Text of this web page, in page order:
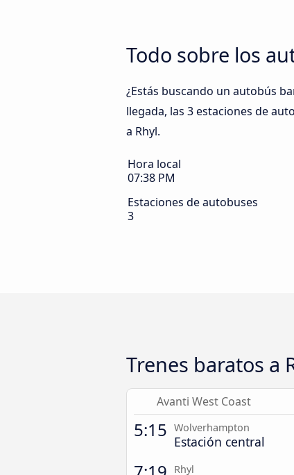
Todo sobre los
¿Estás buscando un autobús
llegada, las 3 estaciones de
a Rhyl.
Hora local
07:38 PM
Estaciones de autobuses
3
Trenes baratos a
Avanti West Coast
5:15 Wolverhampton
Estación central
Rhyl